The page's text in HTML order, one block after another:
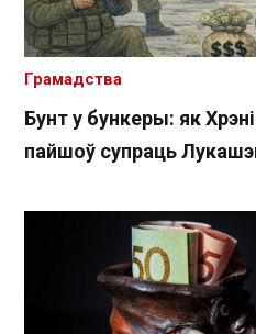
Бунт у бункеры: як
пайшоў супраць
Грамадства